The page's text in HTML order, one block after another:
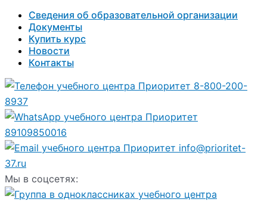
Сведения об образовательной организации
Документы
Купить курс
Новости
Контакты
8-800-200-
8937
89109850016
info@prioritet-
37.ru
Мы в соцсетях: